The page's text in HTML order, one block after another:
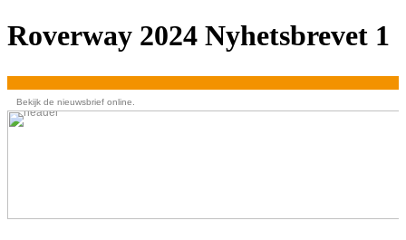
Roverway 2024 Nyhetsbrevet 1